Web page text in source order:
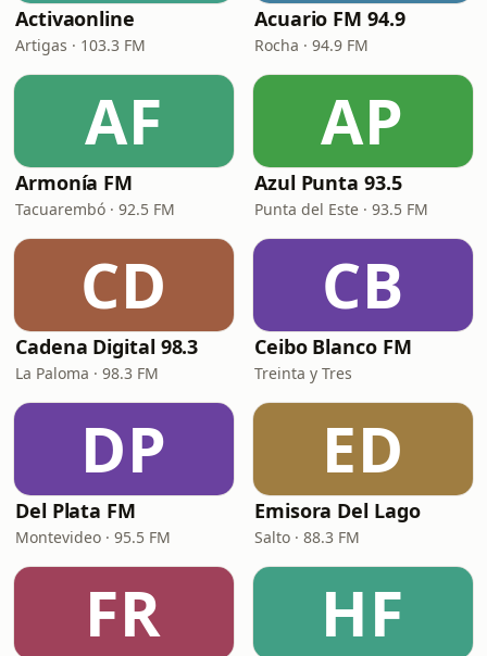
Activaonline
Artigas · 103.3 FM
Acuario FM 94.9
Rocha · 94.9 FM
AF
Armonía FM
Tacuarembó · 92.5 FM
AP
Azul Punta 93.5
Punta del Este · 93.5 FM
CD
Cadena Digital 98.3
La Paloma · 98.3 FM
CB
Ceibo Blanco FM
Treinta y Tres
DP
Del Plata FM
Montevideo · 95.5 FM
ED
Emisora Del Lago
Salto · 88.3 FM
FR HF